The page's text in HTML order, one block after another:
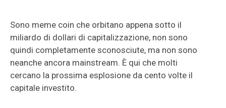
Sono meme coin che orbitano appena sotto il
miliardo di dollari di capitalizzazione, non sono
quindi completamente sconosciute, ma non sono
neanche ancora mainstream. È qui che molti
cercano la prossima esplosione da cento volte il
capitale investito.